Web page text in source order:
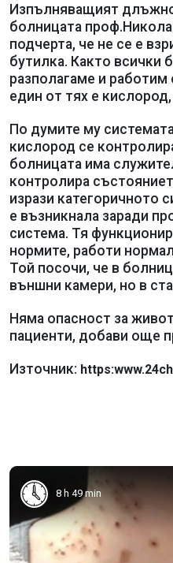
Изпълняващият
болницата
подчерта, че не се е
бутилка. Както всички
разполагаме и работим
един от тях е
По думите му
кислород се
болницата има
контролира
изрази категоричното
е възникнала заради
система. Тя
нормите, работи
Той посочи, че в
външни камери, но в
Няма опасност за
пациенти, добави още
Източник:
8 h 49 min